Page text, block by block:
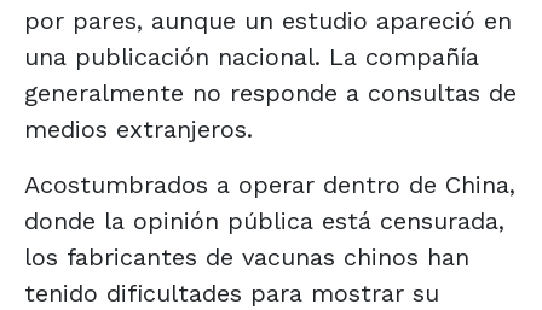
por pares, aunque un estudio apareció en
una publicación nacional. La compañía
generalmente no responde a consultas de
medios extranjeros.
Acostumbrados a operar dentro de China,
donde la opinión pública está censurada,
los fabricantes de vacunas chinos han
tenido dificultades para mostrar su